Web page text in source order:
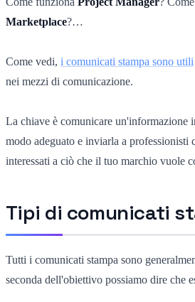
Marketplace?…
Come vedi, i comunicati stampa sono utili
nei mezzi di comunicazione.
La chiave è comunicare un'informazione
modo adeguato e inviarla a professionisti
interessati a ciò che il tuo marchio vuole
Tipi di comunicati
Tutti i comunicati stampa sono
seconda dell'obiettivo possiamo dire che